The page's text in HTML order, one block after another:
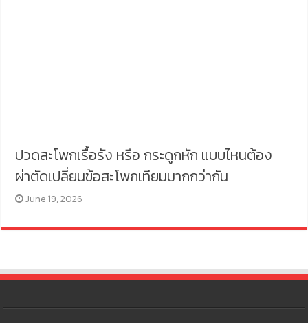
ปวดสะโพกเรื้อรัง หรือ กระดูกหัก แบบไหนต้อง
ผ่าตัดเปลี่ยนข้อสะโพกเทียมมากกว่ากัน
June 19, 2026